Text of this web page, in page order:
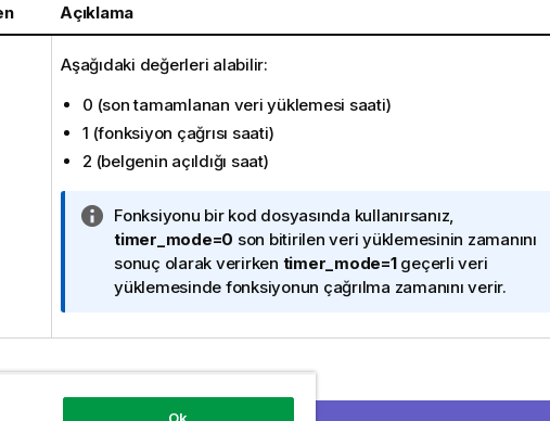
Açıklama
Aşağıdaki değerleri alabilir:
0 (son tamamlanan veri yüklemesi saati)
1 (fonksiyon çağrısı saati)
2 (belgenin açıldığı saat)
B
i
l
g
n
Fonksiyonu bir kod dosyasında kullanırsanız,
timer_mode=0 son bitirilen veri yüklemesinin zamanını
sonuç olarak verirken timer_mode=1geçerli veri
yüklemesinde fonksiyonun çağrılma zamanını verir.